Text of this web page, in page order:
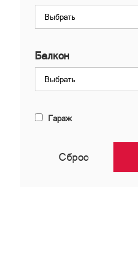
Выбрать
Балкон
Выбрать
Гараж
Сброс